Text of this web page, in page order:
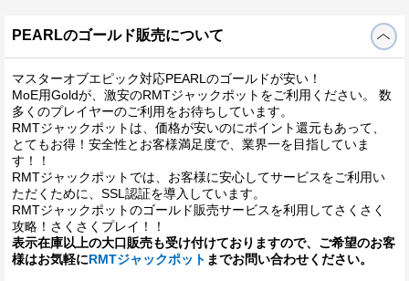
PEARLのゴールド販売について
マスターオブエピック対応PEARLのゴールドが安い！
MoE用Goldが、激安のRMTジャックポットをご利用ください。 数
多くのプレイヤーのご利用をお待ちしています。
RMTジャックポットは、価格が安いのにポイント還元もあって、
とてもお得！安全性とお客様満足度で、業界一を目指していま
す！！
RMTジャックポットでは、お客様に安心してサービスをご利用い
ただくために、SSL認証を導入しています。
RMTジャックポットのゴールド販売サービスを利用してさくさく
攻略！さくさくプレイ！！
表示在庫以上の大口販売も受け付けておりますので、ご希望のお客
様はお気軽にRMTジャックポット までお問い合わせください。